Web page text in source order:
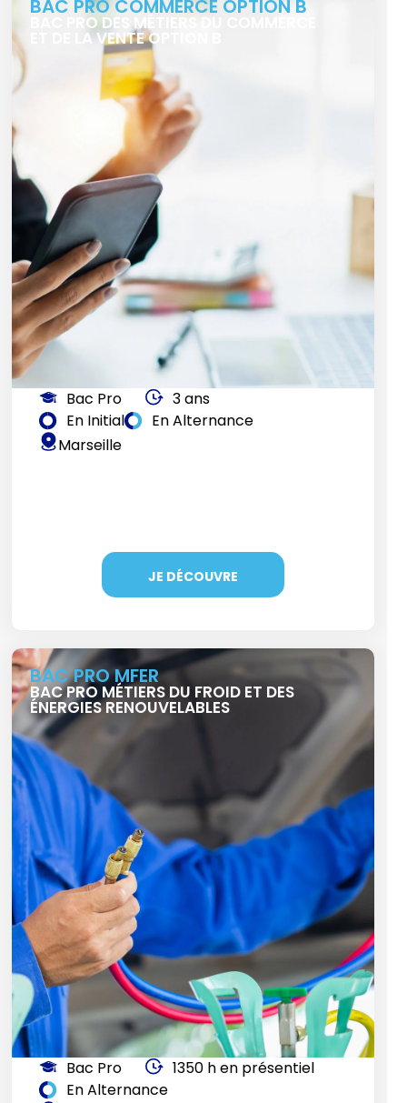
BAC PRO COMMERCE OPTION B
BAC PRO DES MÉTIERS DU COMMERCE
ET DE LA VENTE OPTION B
Bac Pro
3 ans
En Initial
En Alternance
Marseille
JE DÉCOUVRE
BAC PRO MFER
BAC PRO MÉTIERS DU FROID ET DES
ÉNERGIES RENOUVELABLES
Bac Pro
1350 h en présentiel
En Alternance